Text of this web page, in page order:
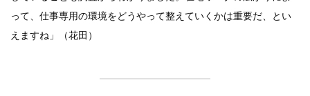
って、仕事専用の環境をどうやって整えていくかは重要だ、とい
えますね」（花田）